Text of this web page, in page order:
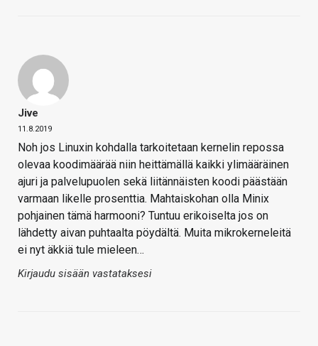
Jive
11.8.2019
Noh jos Linuxin kohdalla tarkoitetaan kernelin repossa
olevaa koodimäärää niin heittämällä kaikki ylimääräinen
ajuri ja palvelupuolen sekä liitännäisten koodi päästään
varmaan likelle prosenttia. Mahtaiskohan olla Minix
pohjainen tämä harmooni? Tuntuu erikoiselta jos on
lähdetty aivan puhtaalta pöydältä. Muita mikrokerneleitä
ei nyt äkkiä tule mieleen…
Kirjaudu sisään vastataksesi